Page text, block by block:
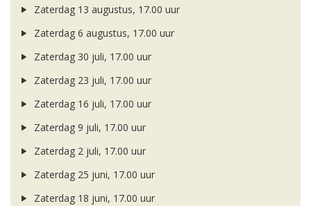
Zaterdag 13 augustus, 17.00 uur
Zaterdag 6 augustus, 17.00 uur
Zaterdag 30 juli, 17.00 uur
Zaterdag 23 juli, 17.00 uur
Zaterdag 16 juli, 17.00 uur
Zaterdag 9 juli, 17.00 uur
Zaterdag 2 juli, 17.00 uur
Zaterdag 25 juni, 17.00 uur
Zaterdag 18 juni, 17.00 uur